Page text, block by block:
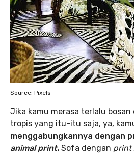
Source: Pixels
Jika kamu merasa terlalu
tropis yang itu-itu saja, ya,
menggabungkannya dengan
animal print. Sofa dengan print